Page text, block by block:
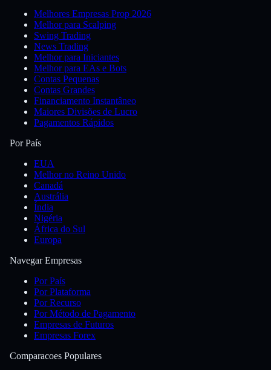
Melhores Empresas Prop 2026
Melhor para Scalping
Swing Trading
News Trading
Melhor para Iniciantes
Melhor para EAs e Bots
Contas Pequenas
Contas Grandes
Financiamento Instantâneo
Maiores Divisões de Lucro
Pagamentos Rápidos
Por País
EUA
Melhor no Reino Unido
Canadá
Austrália
Índia
Nigéria
África do Sul
Europa
Navegar Empresas
Por País
Por Plataforma
Por Recurso
Por Método de Pagamento
Empresas de Futuros
Empresas Forex
Comparacoes Populares